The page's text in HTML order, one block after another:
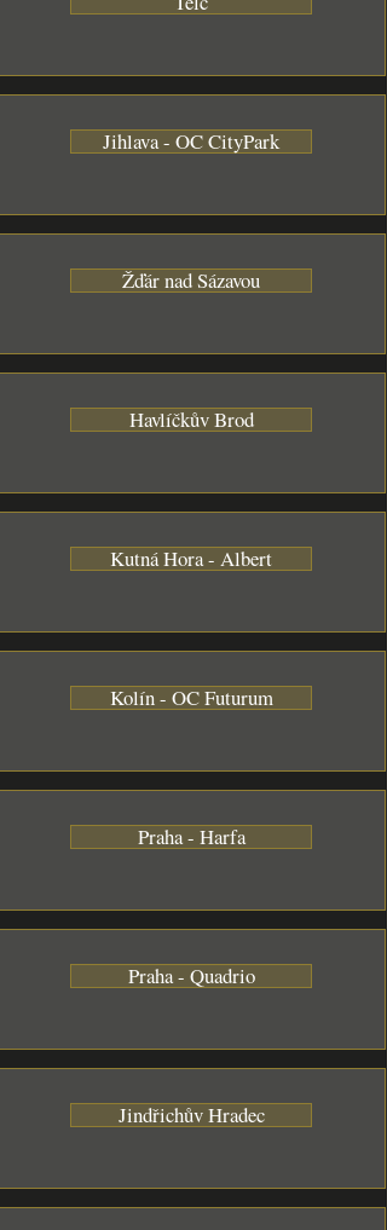
Jihlava - OC CityPark
Žďár nad Sázavou
Havlíčkův Brod
Kutná Hora - Albert
Kolín - OC Futurum
Praha - Harfa
Praha - Quadrio
Jindřichův Hradec